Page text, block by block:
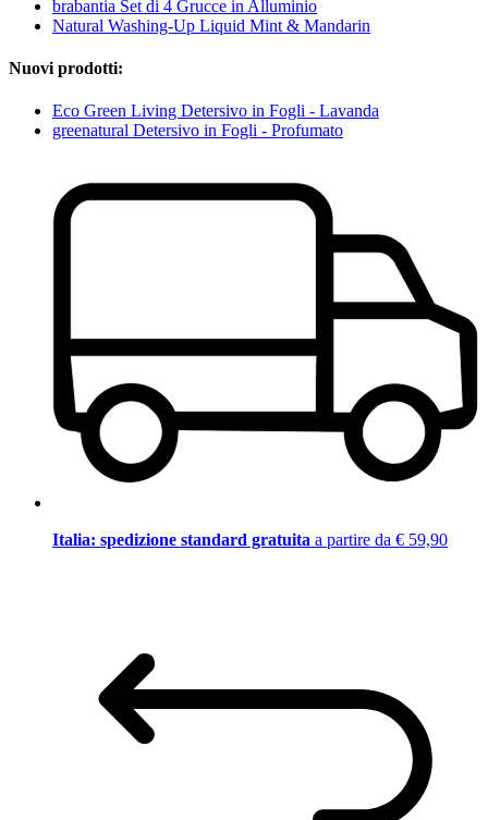
brabantia Set di 4 Grucce in Alluminio
Natural Washing-Up Liquid Mint & Mandarin
Nuovi prodotti:
Eco Green Living Detersivo in Fogli - Lavanda
greenatural Detersivo in Fogli - Profumato
Italia: spedizione standard gratuita a partire da € 59,90